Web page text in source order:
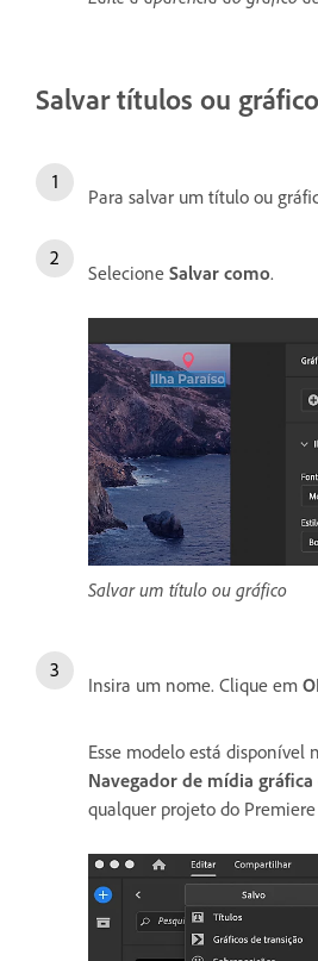
Salvar títulos ou
Para salvar um título ou
Selecione Salvar como.
Salvar um título ou gráfico
Insira um nome. Clique em
Esse modelo está disponível
Navegador de mídia gráfica
qualquer projeto do Premiere